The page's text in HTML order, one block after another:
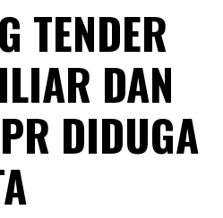
TENDER
DAN
DIDUGA